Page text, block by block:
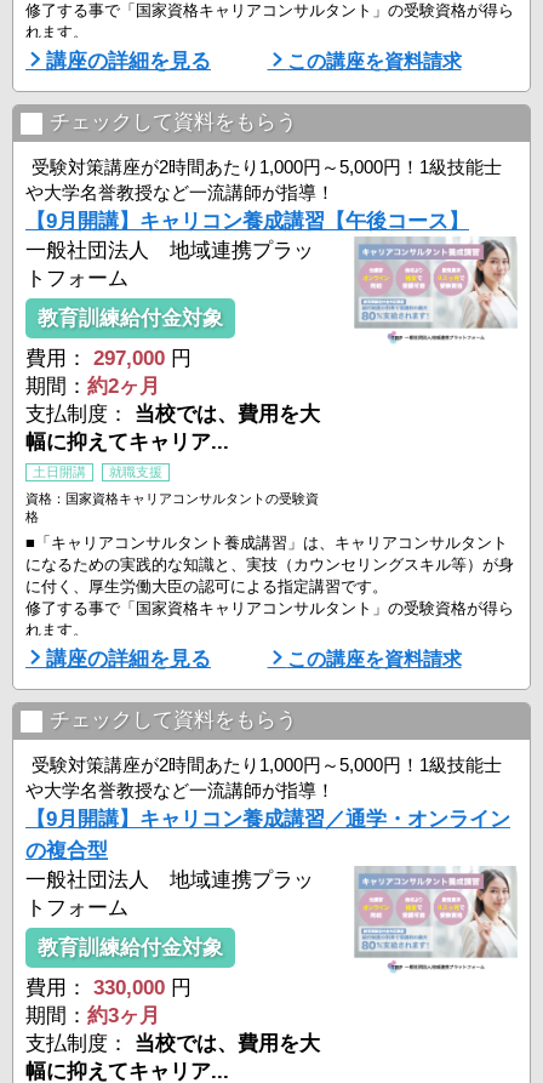
修了する事で「国家資格キャリアコンサルタント」の受験資格が得ら
れます。
■ こんな方におすすめ！
－人の役に立つ仕事がしたい
－傾聴力・質問力・コミュニケーション力を高めたい
－一生ものの専門性を身につけたい
－国家資格でキャリアアップや独立を目指したい
＜キャリアコンサルタントの活躍場所一例＞
・企業・組織内の人 ...
講座の詳細を見る この講座を資料請求
チェックして資料をもらう
受験対策講座が2時間あたり1,000円～5,000円！1級技能士
や大学名誉教授など一流講師が指導！
【9月開講】キャリコン養成講習【午後コース】
一般社団法人 地域連携プラッ
トフォーム
教育訓練給付金対象
費用：
297,000 円
期間： 約2ヶ月
支払制度： 当校では、費用を大
幅に抑えてキャリア...
土日開講
就職支援
資格：国家資格キャリアコンサルタントの受験資
格
■「キャリアコンサルタント養成講習」は、キャリアコンサルタント
になるための実践的な知識と、実技（カウンセリングスキル等）が身
に付く、厚生労働大臣の認可による指定講習です。
修了する事で「国家資格キャリアコンサルタント」の受験資格が得ら
れます。
■ こんな方におすすめ！
－人の役に立つ仕事がしたい
－傾聴力・質問力・コミュニケーション力を高めたい
－一生ものの専門性を身につけたい
－国家資格でキャリアアップや独立を目指したい
＜キャリアコンサルタントの活躍場所一例＞
・企業・組織内の人 ...
講座の詳細を見る この講座を資料請求
チェックして資料をもらう
受験対策講座が2時間あたり1,000円～5,000円！1級技能士
や大学名誉教授など一流講師が指導！
【9月開講】キャリコン養成講習／通学・オンライン
の複合型
一般社団法人 地域連携プラッ
トフォーム
教育訓練給付金対象
費用：
330,000 円
期間： 約3ヶ月
支払制度： 当校では、費用を大
幅に抑えてキャリア...